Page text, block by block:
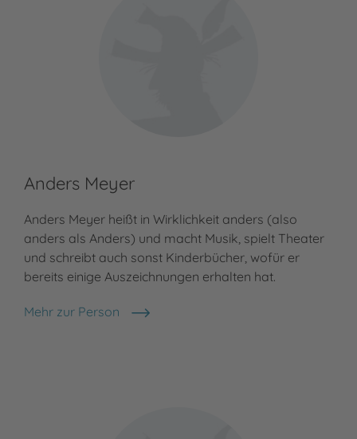
Anders Meyer
Anders Meyer heißt in Wirklichkeit anders (also
anders als Anders) und macht Musik, spielt Theater
und schreibt auch sonst Kinderbücher, wofür er
bereits einige Auszeichnungen erhalten hat.
Mehr zur Person
Anders Meyer